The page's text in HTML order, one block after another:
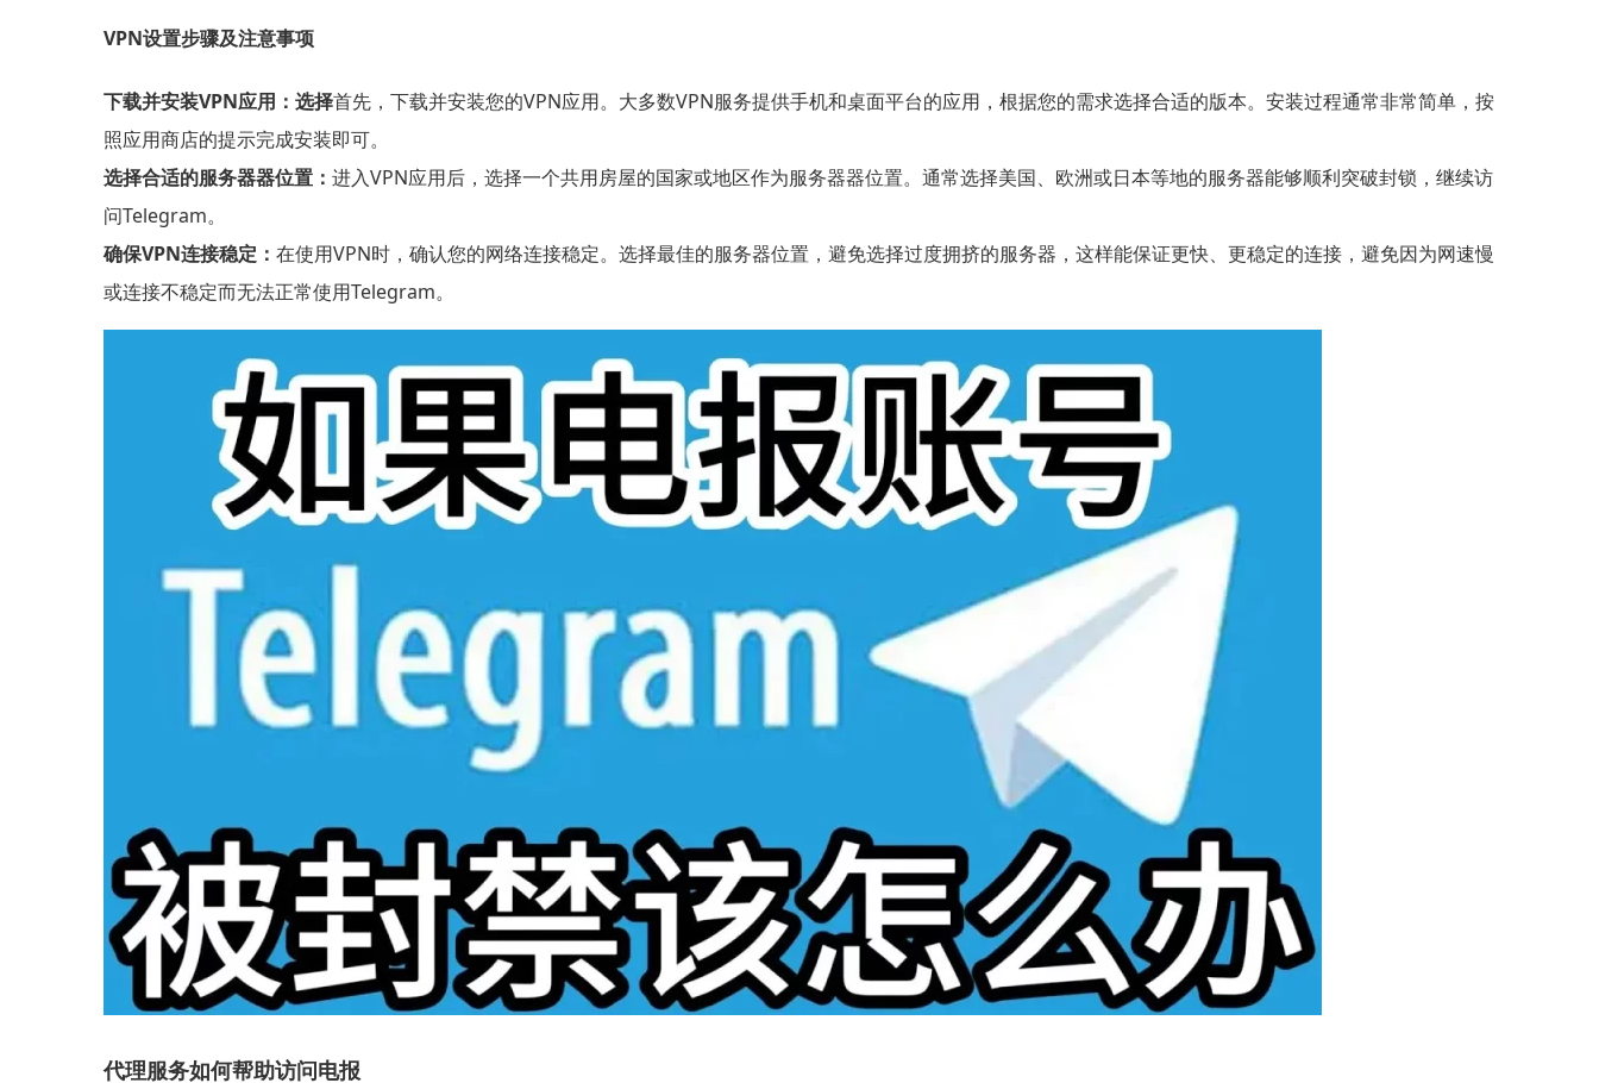
VPN设置步骤及注意事项
下载并安装VPN应用：选择首先，下载并安装您的VPN应用。大多数VPN服务提供手机和桌面平台的应用，根据您的需求选择合适的版本。安装过程通常非常简单，按
照应用商店的提示完成安装即可。
选择合适的服务器器位置： 进入VPN应用后，选择一个共用房屋的国家或地区作为服务器器位置。通常选择美国、欧洲或日本等地的服务器能够顺利突破封锁，继续访
问Telegram。
确保VPN连接稳定： 在使用VPN时，确认您的网络连接稳定。选择最佳的服务器位置，避免选择过度拥挤的服务器，这样能保证更快、更稳定的连接，避免因为网速慢
或连接不稳定而无法正常使用Telegram。
代理服务如何帮助访问电报